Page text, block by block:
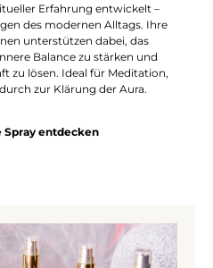
Erfahrung entwickelt –
des modernen Alltags. Ihre
unterstützen dabei, das
Balance zu stärken und
zu lösen. Ideal für Meditation,
zur Klärung der Aura.
Spray entdecken